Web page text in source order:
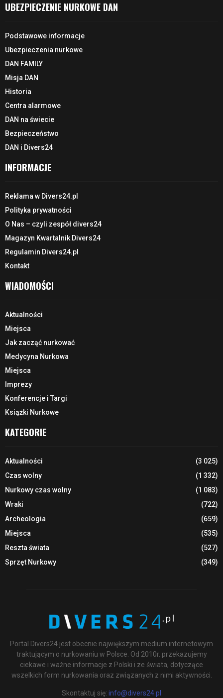
UBEZPIECZENIE NURKOWE DAN
Podstawowe informacje
Ubezpieczenia nurkowe
DAN FAMILY
Misja DAN
Historia
Centra alarmowe
DAN na świecie
Bezpieczeństwo
DAN i Divers24
INFORMACJE
Reklama w Divers24.pl
Polityka prywatności
O Nas – czyli zespół divers24
Magazyn Kwartalnik Divers24
Regulamin Divers24.pl
Kontakt
WIADOMOŚCI
Aktualności
Miejsca
Jak zacząć nurkować
Medycyna Nurkowa
Miejsca
Imprezy
Konferencje i Targi
Książki Nurkowe
KATEGORIE
Aktualności
(3 025)
Czas wolny
(1 332)
Nurkowy czas wolny
(1 083)
Wraki
(722)
Archeologia
(659)
Miejsca
(535)
Reszta świata
(527)
Sprzęt Nurkowy
(349)
Portal Divers24 jest obecnie największym medium internetowym
traktującym o nurkowaniu w Polsce. Od 2010r. przekazujemy
ciekawe i ważne informacje z Polski i ze świata, dotyczące
wszelkich form nurkowania oraz związanych z nimi aktywności.
Skontaktuj się: info@divers24.pl